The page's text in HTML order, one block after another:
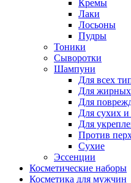
Кремы
Лаки
Лосьоны
Пудры
Тоники
Сыворотки
Шампуни
Для всех
Для жирных
Для
Для сухих и
Для
Против
Сухие
Эссенции
Косметические наборы
Косметика для мужчин